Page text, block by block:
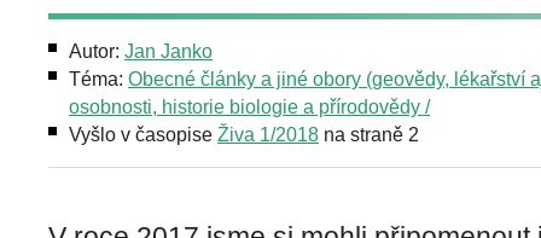
Autor: Jan Janko
Téma: Obecné články a jiné obory (geovědy, lékařství
osobnosti, historie biologie a přírodovědy /
Vyšlo v časopise Živa 1/2018 na straně 2